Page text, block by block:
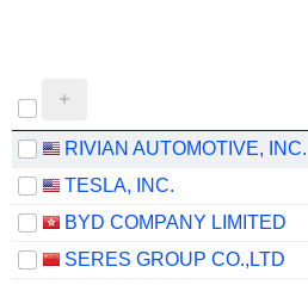
RIVIAN AUTOMOTIVE, INC.
TESLA, INC.
BYD COMPANY LIMITED
SERES GROUP CO.,LTD